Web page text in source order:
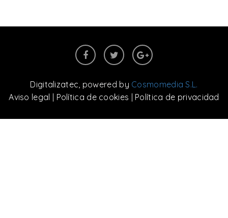
Digitalizatec, powered by Cosmomedia S.L.
Aviso legal
Política de cookies Política de privacidad